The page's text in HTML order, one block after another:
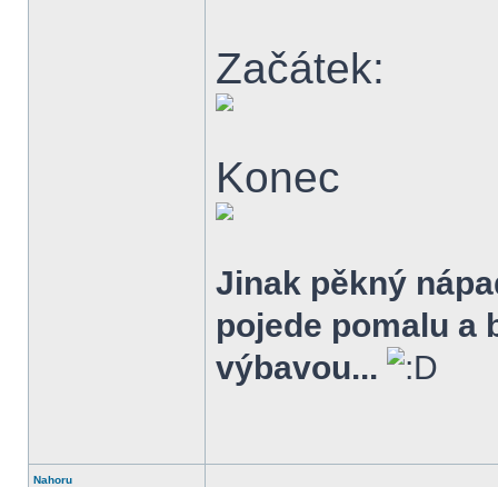
Začátek:
Konec
Jinak pěkný
pojede pomalu a
výbavou...
Nahoru